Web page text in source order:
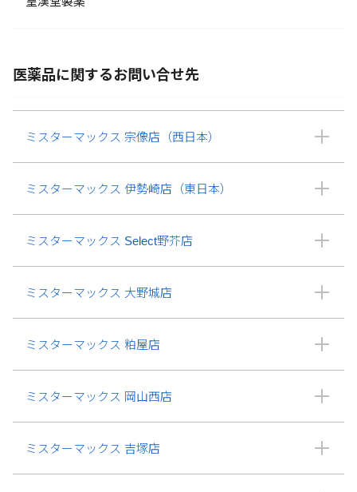
医薬品に関するお問い合せ先
ミスターマックス 宗像店（西日本）
ミスターマックス 伊勢崎店（東日本）
ミスターマックス Select野芥店
ミスターマックス 大野城店
ミスターマックス 粕屋店
ミスターマックス 岡山西店
ミスターマックス 吉塚店